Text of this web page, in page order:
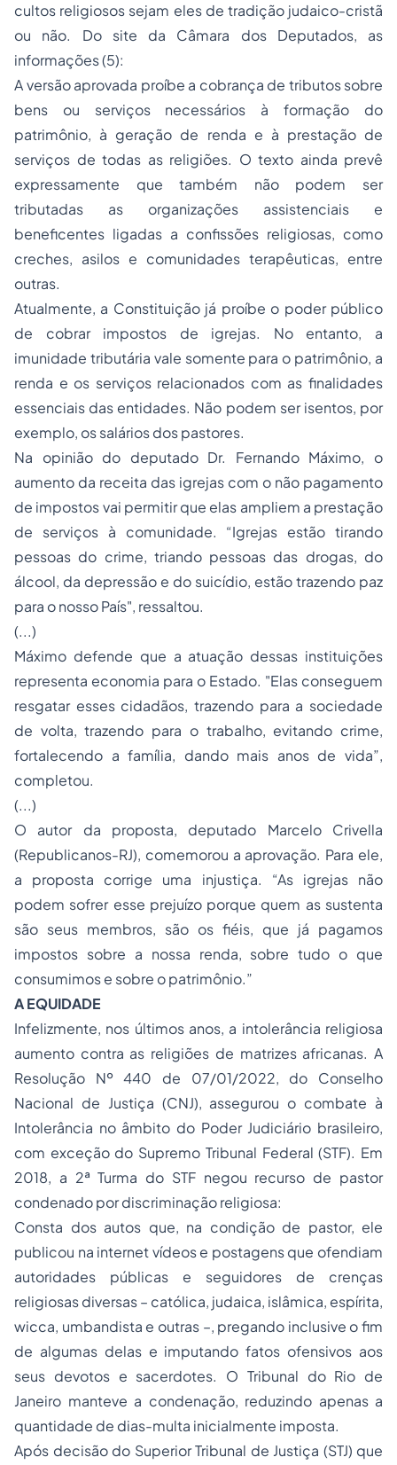
cultos religiosos sejam eles de tradição judaico-cristã
ou não. Do site da Câmara dos Deputados, as
informações (5):
A versão aprovada proíbe a cobrança de tributos sobre
bens ou serviços necessários à formação do
patrimônio, à geração de renda e à prestação de
serviços de todas as religiões. O texto ainda prevê
expressamente que também não podem ser
tributadas as organizações assistenciais e
beneficentes ligadas a confissões religiosas, como
creches, asilos e comunidades terapêuticas, entre
outras.
Atualmente, a Constituição já proíbe o poder público
de cobrar impostos de igrejas. No entanto, a
imunidade tributária vale somente para o patrimônio, a
renda e os serviços relacionados com as finalidades
essenciais das entidades. Não podem ser isentos, por
exemplo, os salários dos pastores.
Na opinião do deputado Dr. Fernando Máximo, o
aumento da receita das igrejas com o não pagamento
de impostos vai permitir que elas ampliem a prestação
de serviços à comunidade. “Igrejas estão tirando
pessoas do crime, triando pessoas das drogas, do
álcool, da depressão e do suicídio, estão trazendo paz
para o nosso País", ressaltou.
(...)
Máximo defende que a atuação dessas instituições
representa economia para o Estado. "Elas conseguem
resgatar esses cidadãos, trazendo para a sociedade
de volta, trazendo para o trabalho, evitando crime,
fortalecendo a família, dando mais anos de vida”,
completou.
(...)
O autor da proposta, deputado Marcelo Crivella
(Republicanos-RJ), comemorou a aprovação. Para ele,
a proposta corrige uma injustiça. “As igrejas não
podem sofrer esse prejuízo porque quem as sustenta
são seus membros, são os fiéis, que já pagamos
impostos sobre a nossa renda, sobre tudo o que
consumimos e sobre o patrimônio.”
A EQUIDADE
Infelizmente, nos últimos anos, a intolerância religiosa
aumento contra as religiões de matrizes africanas. A
Resolução Nº 440 de 07/01/2022, do Conselho
Nacional de Justiça (CNJ), assegurou o combate à
Intolerância no âmbito do Poder Judiciário brasileiro,
com exceção do Supremo Tribunal Federal (STF). Em
2018, a 2ª Turma do STF negou recurso de pastor
condenado por discriminação religiosa:
Consta dos autos que, na condição de pastor, ele
publicou na internet vídeos e postagens que ofendiam
autoridades públicas e seguidores de crenças
religiosas diversas – católica, judaica, islâmica, espírita,
wicca, umbandista e outras –, pregando inclusive o fim
de algumas delas e imputando fatos ofensivos aos
seus devotos e sacerdotes. O Tribunal do Rio de
Janeiro manteve a condenação, reduzindo apenas a
quantidade de dias-multa inicialmente imposta.
Após decisão do Superior Tribunal de Justiça (STJ) que